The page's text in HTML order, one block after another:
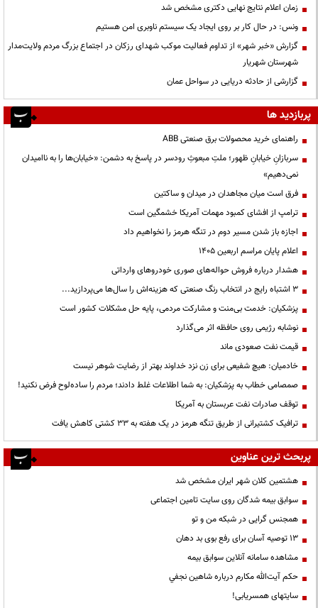
زمان اعلام نتایج نهایی دکتری مشخص شد
ونس: در حال کار بر روی ایجاد یک سیستم ناوبری امن هستیم
گزارش «خبر شهر» از تداوم فعالیت موکب شهدای رزکان در اجتماع بزرگ مردم ولایت‌مدار
شهرستان شهریار
گزارشی از حادثه دریایی در سواحل عمان
پربازدید ها
راهنمای خرید محصولات برق صنعتی ABB
سربازانِ خیابانِ ظهور؛ ملتِ مبعوثِ رودسر در پاسخ به دشمن: «خیابان‌ها را به ناامیدان
نمی‌دهیم»
فرق است میان مجاهدان در میدان و ساکتین
ترامپ از افشای کمبود مهمات آمریکا خشمگین است
اجازه باز شدن مسیر دوم در تنگه هرمز را نخواهیم داد
اعلام پایان مراسم اربعین ۱۴۰۵
هشدار درباره فروش حواله‌های صوری خودروهای وارداتی
3 اشتباه رایج در انتخاب رنگ صنعتی که هزینه‌اش را سال‌ها می‌پردازید...
پزشکیان: خدمت بی‌منت و مشارکت مردمی، پایه حل مشکلات کشور است
نوشابه رژیمی روی حافظه اثر می‌گذارد
قیمت نفت صعودی ماند
خادمیان: هیچ شفیعی برای زن نزد خداوند بهتر از رضایت شوهر نیست
صمصامی خطاب به پزشکیان: به شما اطلاعات غلط دادند؛ مردم را ساده‌لوح فرض نکنید!
توقف صادرات نفت عربستان به آمریکا
ترافیک کشتیرانی از طریق تنگه هرمز در یک هفته به ۳۳ کشتی کاهش یافت
پربحث ترین عناوین
هشتمین کلان شهر ایران مشخص شد
سوابق بیمه شدگان روی سایت تامین اجتماعی
همجنس گرایی در شبکه من و تو
13 توصیه آسان برای رفع بوی بد دهان
مشاهده سامانه آنلاين سوابق بیمه
حكم آيت‌الله مكارم درباره شاهين نجفي
سایتهای همسریابی!